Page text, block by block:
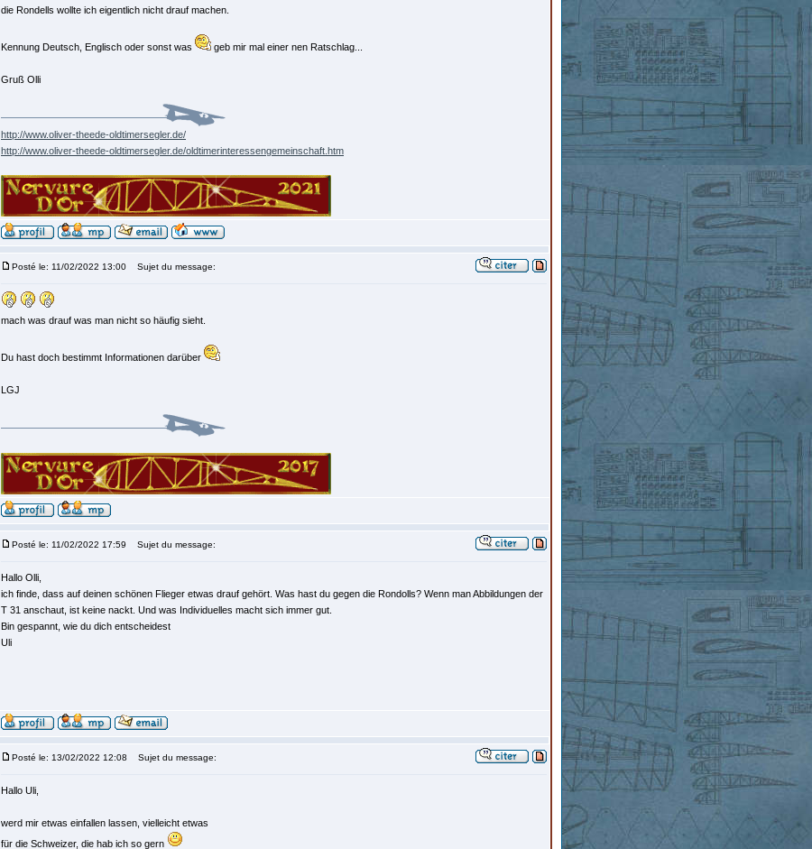
die Rondells wollte ich eigentlich nicht drauf machen.
Kennung Deutsch, Englisch oder sonst was geb mir mal einer nen Ratschlag...
Gruß Olli
http://www.oliver-theede-oldtimersegler.de/
http://www.oliver-theede-oldtimersegler.de/oldtimerinteressengemeinschaft.htm
Posté le: 11/02/2022 13:00 Sujet du message:
mach was drauf was man nicht so häufig sieht.
Du hast doch bestimmt Informationen darüber
LGJ
Posté le: 11/02/2022 17:59 Sujet du message:
Hallo Olli,
ich finde, dass auf deinen schönen Flieger etwas drauf gehört. Was hast du gegen die Rondolls? Wenn man Abbildungen der
T 31 anschaut, ist keine nackt. Und was Individuelles macht sich immer gut.
Bin gespannt, wie du dich entscheidest
Uli
Posté le: 13/02/2022 12:08 Sujet du message:
Hallo Uli,
werd mir etwas einfallen lassen, vielleicht etwas
für die Schweizer, die hab ich so gern